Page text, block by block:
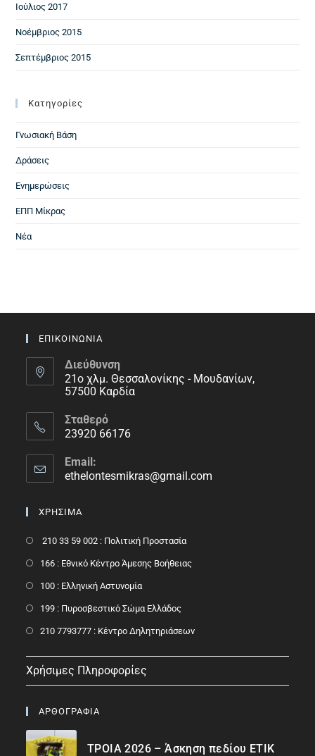
Ιούλιος 2017
Νοέμβριος 2015
Σεπτέμβριος 2015
Kατηγορίες
Γνωσιακή Βάση
Δράσεις
Ενημερώσεις
ΕΠΠ Μίκρας
Νέα
ΕΠΙΚΟΙΝΩΝΙΑ
Διεύθυνση
21ο χλμ. Θεσσαλονίκης - Μουδανίων,
57500 Καρδία
Σταθερό
23920 66176
Email:
ethelontesmikras@gmail.com
ΧΡΗΣΙΜΑ
210 33 59 002 : Πολιτική Προστασία
166 : Εθνικό Κέντρο Άμεσης Βοήθειας
100 : Ελληνική Αστυνομία
199 : Πυροσβεστικό Σώμα Ελλάδος
210 7793777 : Kέντρο Δηλητηριάσεων
Χρήσιμες Πληροφορίες
ΑΡΘΟΓΡΑΦΙΑ
ΤΡΟΙΑ 2026 – Άσκηση πεδίου ΕΤΙΚ